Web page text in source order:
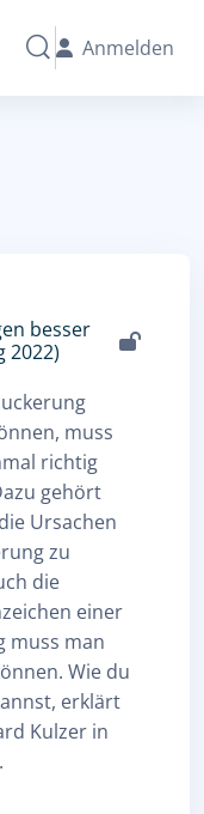
SucheingabeAnmelden
besser
2022)
muss
richtig
gehört
Ursachen
zu
die
einer
muss man
Wie du
erklärt
Kulzer in